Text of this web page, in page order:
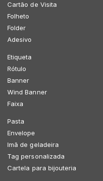
Cartão de Visita
Folheto
Folder
Adesivo
Etiqueta
Rótulo
Banner
Wind Banner
Faixa
Pasta
Envelope
Imã de geladeira
Tag personalizada
Cartela para bijouteria